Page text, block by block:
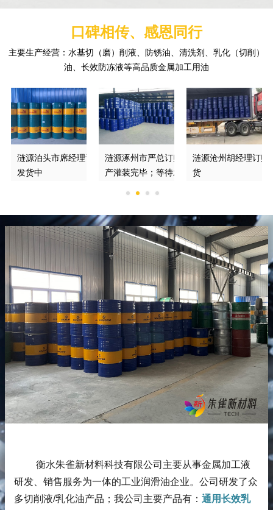
口碑相传、感恩同行
主要生产经营：水基切（磨）削液、防锈油、清洗剂、乳化（切削）
油、长效防冻液等高品质金属加工用油
购的防锈切削液正在
涟源泊头市席经理订购的DGM370*磨削液
发货中
涟源涿州市严总订购的绿色切削液已经生
产灌装完毕；等待发车
涟源沧州胡经理订购
货
衡水朱雀新材料科技有限公司主要从事金属加工液
研发、销售服务为一体的工业润滑油企业。公司研发了众
多切削液/乳化油产品； 我公司主要产品有： 通用长效乳